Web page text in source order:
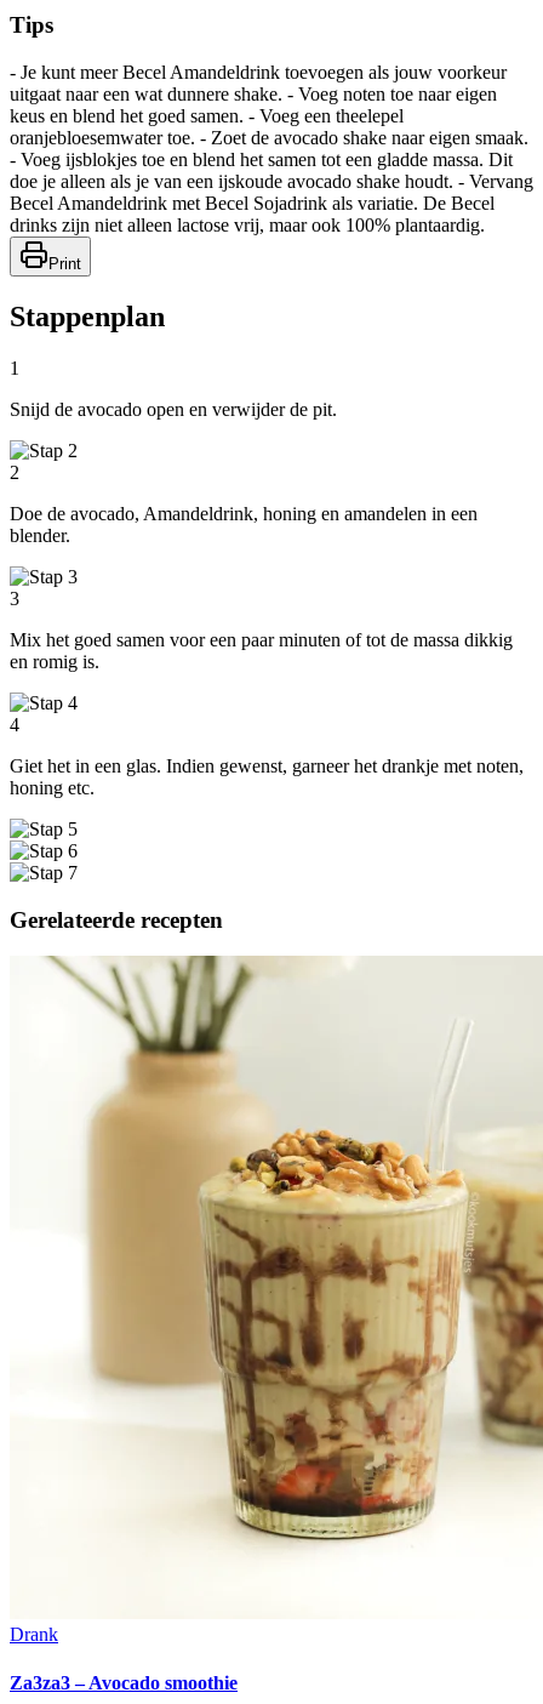
Tips
- Je kunt meer Becel Amandeldrink toevoegen als jouw voorkeur
uitgaat naar een wat dunnere shake. - Voeg noten toe naar eigen
keus en blend het goed samen. - Voeg een theelepel
oranjebloesemwater toe. - Zoet de avocado shake naar eigen smaak.
- Voeg ijsblokjes toe en blend het samen tot een gladde massa. Dit
doe je alleen als je van een ijskoude avocado shake houdt. - Vervang
Becel Amandeldrink met Becel Sojadrink als variatie. De Becel
drinks zijn niet alleen lactose vrij, maar ook 100% plantaardig.
Print
Stappenplan
1
Snijd de avocado open en verwijder de pit.
2
Doe de avocado, Amandeldrink, honing en amandelen in een
blender.
3
Mix het goed samen voor een paar minuten of tot de massa dikkig
en romig is.
4
Giet het in een glas. Indien gewenst, garneer het drankje met noten,
honing etc.
Gerelateerde recepten
Drank
Za3za3 – Avocado smoothie